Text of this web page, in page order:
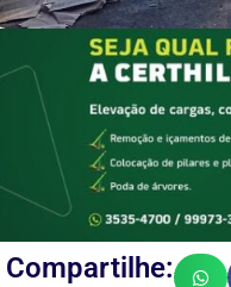
Compartilhe: